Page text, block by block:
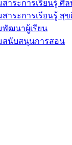
าระการเรียนรู้ ศิล
สาระการเรียนรู้ สุ
พัฒนาผู้เรียน
สนับสนุนการสอน